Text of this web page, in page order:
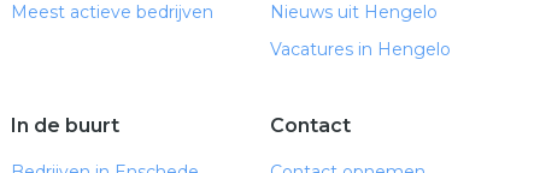
Meest actieve bedrijven
Nieuws uit Hengelo
Vacatures in Hengelo
In de buurt Contact